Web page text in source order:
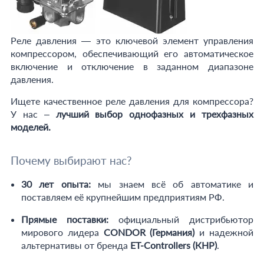
Реле давления — это ключевой элемент управления
компрессором, обеспечивающий его автоматическое
включение и отключение в заданном диапазоне
давления.
Ищете качественное реле давления для компрессора?
У нас – лучший выбор однофазных и трехфазных
моделей.
Почему выбирают нас?
30 лет опыта:мы знаем всё об автоматике и
поставляем её крупнейшим предприятиям РФ.
Прямые поставки:официальный дистрибьютор
мирового лидера CONDOR (Германия)и надежной
альтернативы от бренда ET-Controllers (КНР).